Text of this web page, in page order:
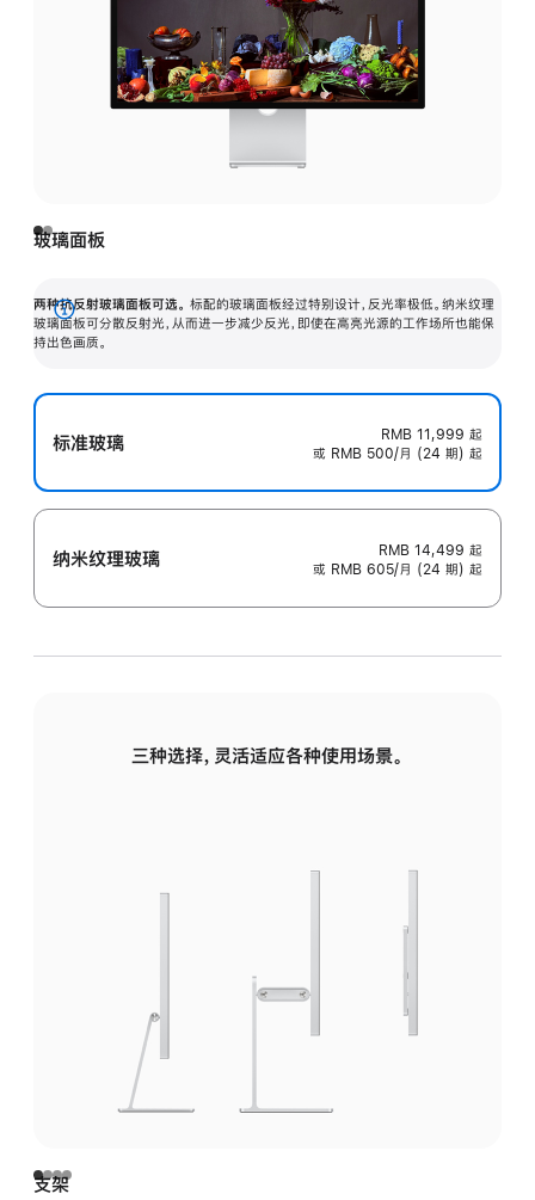
玻璃面板
两种抗反射玻璃面板可选。 标配的玻璃面板经过特别设计，反光率极低。纳米纹理
玻璃面板可分散反射光，从而进一步减少反光，即使在高亮光源的工作场所也能保
持出色画质。
展
开
标准玻璃 RMB 11,999 起
或 RMB 500/月 (24 期) 起
纳米纹理玻璃 RMB 14,499 起
或 RMB 605/月 (24 期) 起
三种选择，灵活适应各种使用场景。
支架